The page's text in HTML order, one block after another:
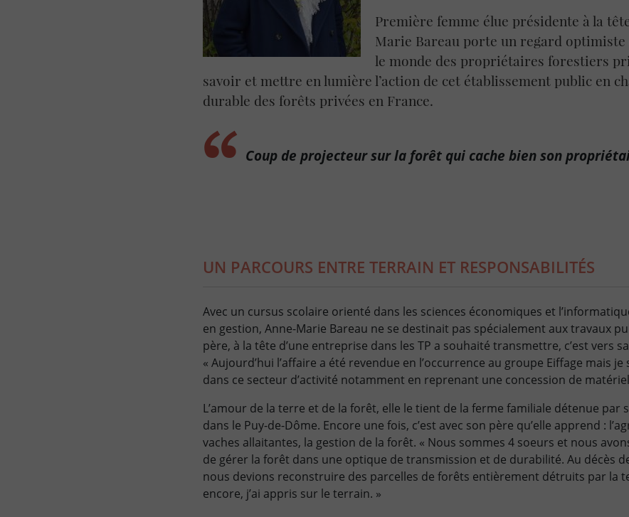
Première femme élue présidente à la
Marie Bareau porte un regard
le monde des propriétaires forestiers
savoir et mettre en lumière l’action de cet établissement public en
durable des forêts privées en France.
Coup de projecteur sur la forêt qui cache bien son
UN PARCOURS ENTRE TERRAIN ET RESPONSABILITÉS
Avec un cursus scolaire orienté dans les sciences économiques et
en gestion, Anne-Marie Bareau ne se destinait pas spécialement aux travaux
père, à la tête d’une entreprise dans les TP a souhaité transmettre, c’est vers
« Aujourd’hui l’affaire a été revendue en l’occurrence au groupe Eiffage mais
dans ce secteur d’activité notamment en reprenant une concession de
L’amour de la terre et de la forêt, elle le tient de la ferme familiale détenue par
dans le Puy-de-Dôme. Encore une fois, c’est avec son père qu’elle apprend :
vaches allaitantes, la gestion de la forêt. « Nous sommes 4 soeurs et nous
de gérer la forêt dans une optique de transmission et de durabilité. Au décès
nous devions reconstruire des parcelles de forêts entièrement détruits par la
encore, j’ai appris sur le terrain. »